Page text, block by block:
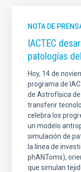
NOTA DE
IACTEC
patologías
Hoy, 14 de
programa de
de Astrofísica de
transferir
celebra los
un modelo
simulación de
la línea de
phANToms),
que simulan